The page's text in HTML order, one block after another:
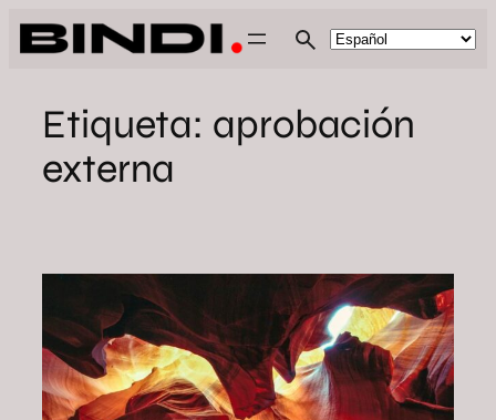
Saltar
al
Etiqueta: aprobación
externa